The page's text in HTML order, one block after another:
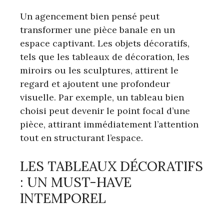
Un agencement bien pensé peut
transformer une pièce banale en un
espace captivant. Les objets décoratifs,
tels que les tableaux de décoration, les
miroirs ou les sculptures, attirent le
regard et ajoutent une profondeur
visuelle. Par exemple, un tableau bien
choisi peut devenir le point focal d’une
pièce, attirant immédiatement l’attention
tout en structurant l’espace.
LES TABLEAUX DÉCORATIFS
: UN MUST-HAVE
INTEMPOREL